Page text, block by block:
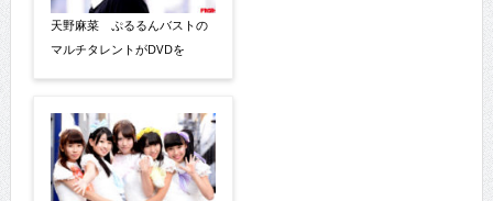
天野麻菜 ぷるるんバストの
マルチタレントがDVDを